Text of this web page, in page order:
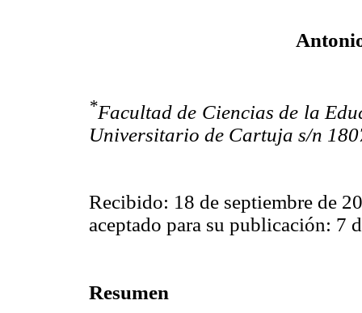
*Facultad de Ciencias de la
Universitario de Cartuja s/n
Recibido: 18 de septiembre de
aceptado para su publicación: 7
Resumen